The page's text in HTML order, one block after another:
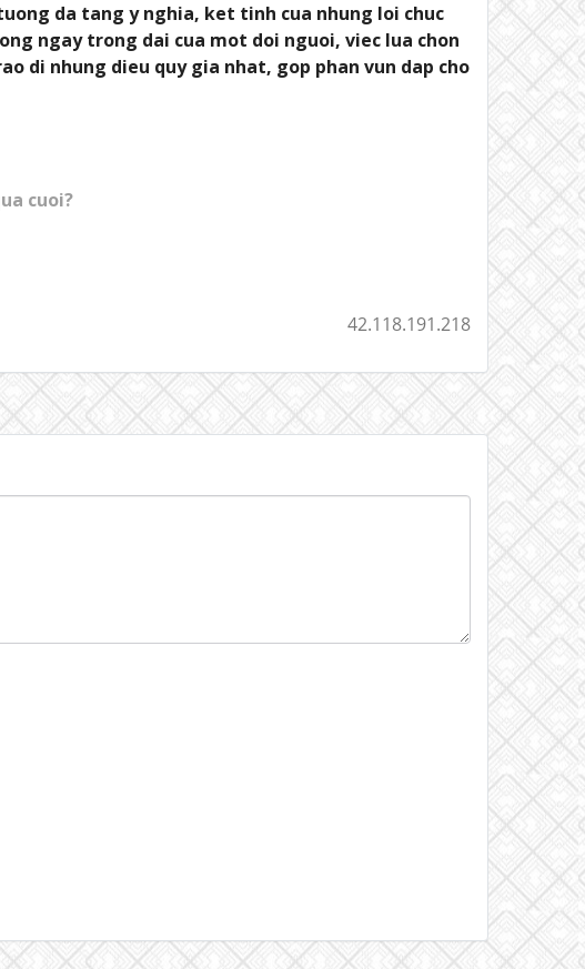
da tang y nghia, ket tinh cua nhung loi chuc
ngay trong dai cua mot doi nguoi, viec lua chon
di nhung dieu quy gia nhat, gop phan vun dap cho
cuoi?
42.118.191.218